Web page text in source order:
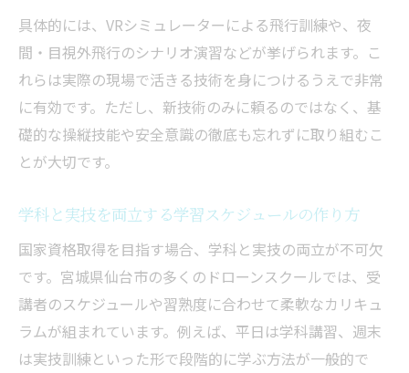
具体的には、VRシミュレーターによる飛行訓練や、夜
間・目視外飛行のシナリオ演習などが挙げられます。こ
れらは実際の現場で活きる技術を身につけるうえで非常
に有効です。ただし、新技術のみに頼るのではなく、基
礎的な操縦技能や安全意識の徹底も忘れずに取り組むこ
とが大切です。
学科と実技を両立する学習スケジュールの作り方
国家資格取得を目指す場合、学科と実技の両立が不可欠
です。宮城県仙台市の多くのドローンスクールでは、受
講者のスケジュールや習熟度に合わせて柔軟なカリキュ
ラムが組まれています。例えば、平日は学科講習、週末
は実技訓練といった形で段階的に学ぶ方法が一般的で